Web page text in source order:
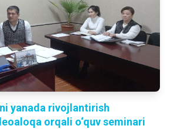
yanada rivojlantirish
orqali o‘quv seminari